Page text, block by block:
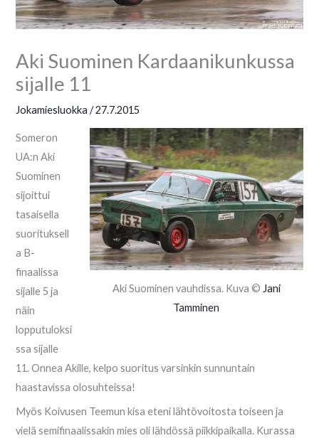
Aki Suominen Kardaanikunkussa
sijalle 11
Jokamiesluokka /27.7.2015
Aki Suominen vauhdissa. Kuva © Jani
Tamminen
Someron
UA:n Aki
Suominen
sijoittui
tasaisella
suorituksell
a B-
finaalissa
sijalle 5 ja
näin
lopputuloksi
ssa sijalle
11. Onnea Akille, kelpo suoritus varsinkin sunnuntain
haastavissa olosuhteissa!
Myös Koivusen Teemun kisa eteni lähtövoitosta toiseen ja
vielä semifinaalissakin mies oli lähdössä piikkipaikalla. Kurassa